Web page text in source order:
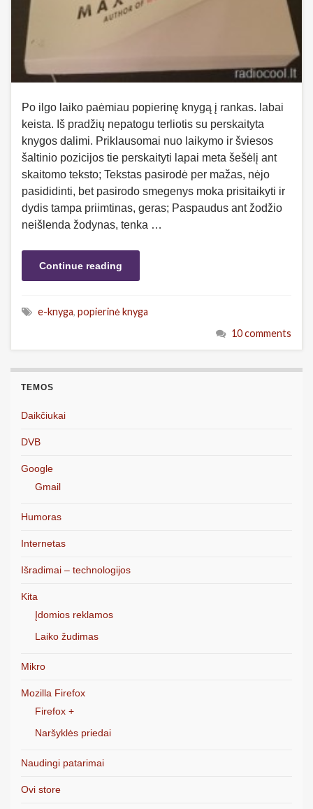
Po ilgo laiko paėmiau popierinę knygą į rankas. labai
keista. Iš pradžių nepatogu terliotis su perskaityta
knygos dalimi. Priklausomai nuo laikymo ir šviesos
šaltinio pozicijos tie perskaityti lapai meta šešėlį ant
skaitomo teksto; Tekstas pasirodė per mažas, nėjo
pasididinti, bet pasirodo smegenys moka prisitaikyti ir
dydis tampa priimtinas, geras; Paspaudus ant žodžio
neišlenda žodynas, tenka …
Continue reading
e-knyga, popierinė knyga
10 comments
TEMOS
Daikčiukai
DVB
Google
Gmail
Humoras
Internetas
Išradimai – technologijos
Kita
Įdomios reklamos
Laiko žudimas
Mikro
Mozilla Firefox
Firefox +
Naršyklės priedai
Naudingi patarimai
Ovi store